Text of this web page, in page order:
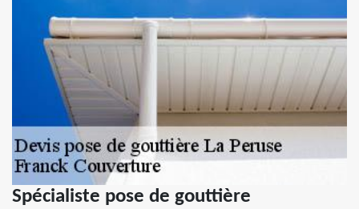
Spécialiste pose de gouttière